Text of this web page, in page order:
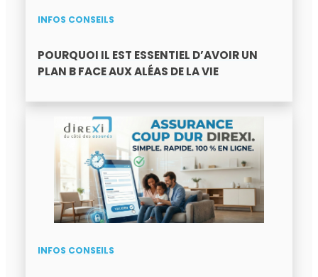
INFOS CONSEILS
POURQUOI IL EST ESSENTIEL D’AVOIR UN
PLAN B FACE AUX ALÉAS DE LA VIE
INFOS CONSEILS